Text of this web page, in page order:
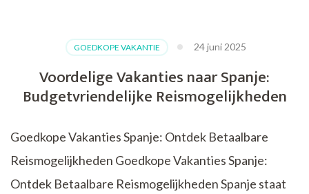
Avontuurlijke
GOEDKOPE VAKANTIE 24 juni 2025
Voordelige Vakanties naar Spanje:
Budgetvriendelijke Reismogelijkheden
Goedkope Vakanties Spanje: Ontdek Betaalbare
Reismogelijkheden Goedkope Vakanties Spanje:
Ontdek Betaalbare Reismogelijkheden Spanje staat